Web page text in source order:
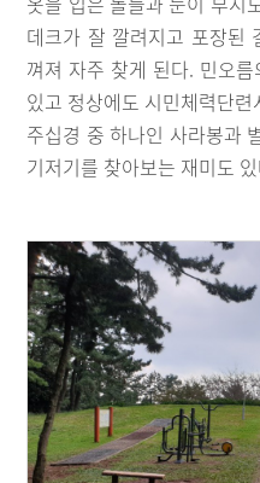
데크가 잘 깔려지고 포장된
껴져 자주 찾게 된다. 민오
있고 정상에도 시민체력단
주십경 중 하나인 사라봉과
기저기를 찾아보는 재미도